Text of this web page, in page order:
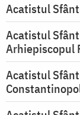
Acatistul
Acatistul
Arhiepiscopul
Acatistul